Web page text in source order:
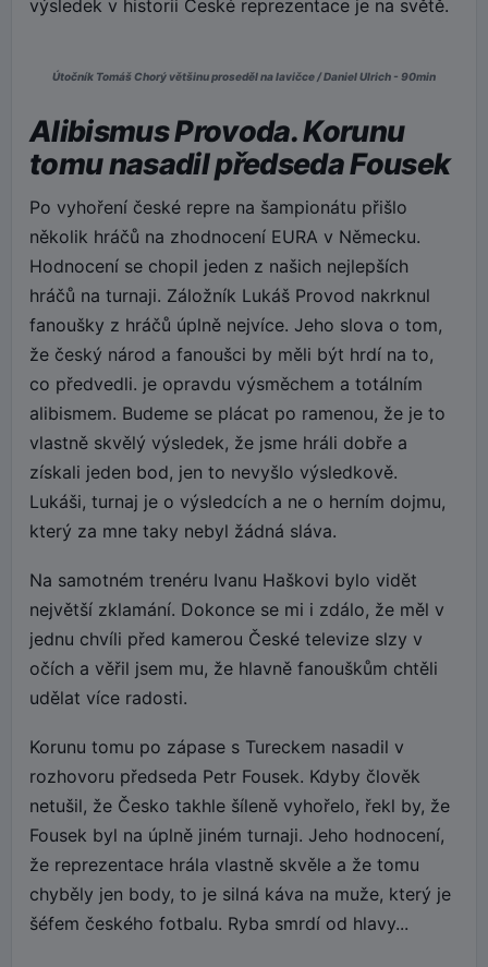
výsledek v historii České reprezentace je na světě.
Útočník Tomáš Chorý většinu proseděl na lavičce / Daniel Ulrich - 90min
Alibismus Provoda. Korunu
tomu nasadil předseda Fousek
Po vyhoření české repre na šampionátu přišlo
několik hráčů na zhodnocení EURA v Německu.
Hodnocení se chopil jeden z našich nejlepších
hráčů na turnaji. Záložník Lukáš Provod nakrknul
fanoušky z hráčů úplně nejvíce. Jeho slova o tom,
že český národ a fanoušci by měli být hrdí na to,
co předvedli. je opravdu výsměchem a totálním
alibismem. Budeme se plácat po ramenou, že je to
vlastně skvělý výsledek, že jsme hráli dobře a
získali jeden bod, jen to nevyšlo výsledkově.
Lukáši, turnaj je o výsledcích a ne o herním dojmu,
který za mne taky nebyl žádná sláva.
Na samotném trenéru Ivanu Haškovi bylo vidět
největší zklamání. Dokonce se mi i zdálo, že měl v
jednu chvíli před kamerou České televize slzy v
očích a věřil jsem mu, že hlavně fanouškům chtěli
udělat více radosti.
Korunu tomu po zápase s Tureckem nasadil v
rozhovoru předseda Petr Fousek. Kdyby člověk
netušil, že Česko takhle šíleně vyhořelo, řekl by, že
Fousek byl na úplně jiném turnaji. Jeho hodnocení,
že reprezentace hrála vlastně skvěle a že tomu
chyběly jen body, to je silná káva na muže, který je
šéfem českého fotbalu. Ryba smrdí od hlavy...